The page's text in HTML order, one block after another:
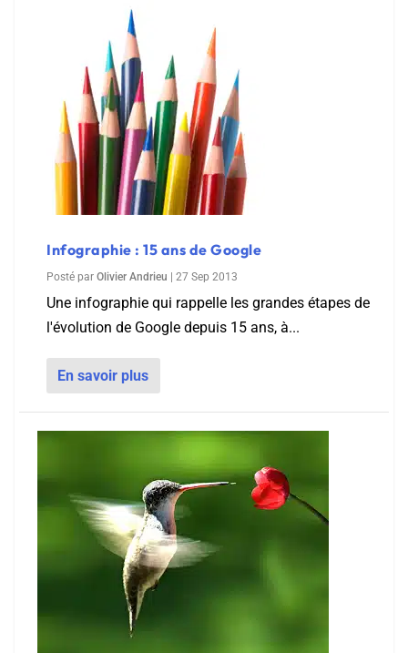
Infographie : 15 ans de Google
Posté par Olivier Andrieu 27 Sep 2013
Une infographie qui rappelle les grandes étapes de
l'évolution de Google depuis 15 ans, à...
En savoir plus